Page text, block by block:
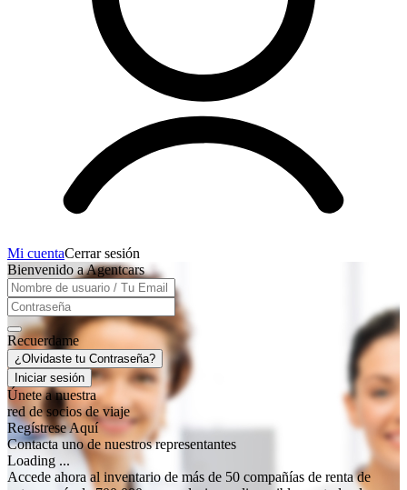
Mi cuentaCerrar sesión
Bienvenido a Agentcars
Recuerdame
¿Olvidaste tu Contraseña?
Iniciar sesión
Únete a nuestra
red de socios de viaje
Regístrese Aquí
Contacta uno de nuestros representantes
Loading ...
Accede ahora al inventario de más de 50 compañías de renta de